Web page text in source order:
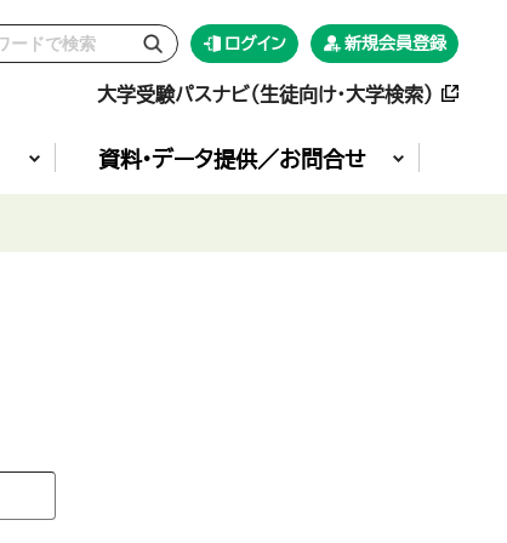
ログイン 新規会員登録
大学受験パスナビ（生徒向け・大学検索）
資料•データ提供／お問合せ